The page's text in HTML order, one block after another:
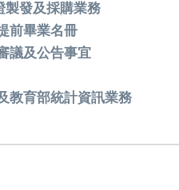
製發及採購業務
前畢業名冊
議及公告事宜
教育部統計資訊業務